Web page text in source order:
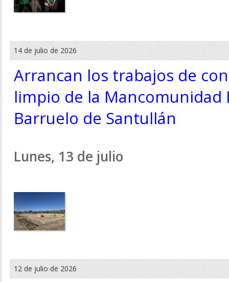
14 de julio de 2026
Arrancan los trabajos de
limpio de la Mancomunidad
Barruelo de Santullán
Lunes, 13 de julio
12 de julio de 2026